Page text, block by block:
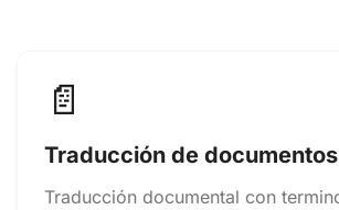
📄
Traducción de documentos
Traducción documental con